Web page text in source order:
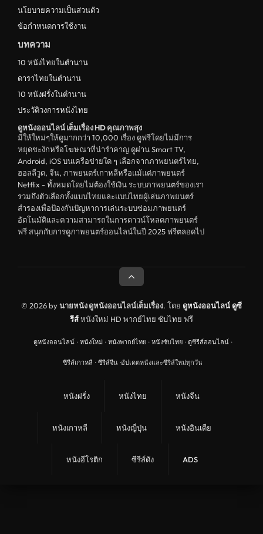
นโยบายความเป็นส่วนตัว
ข้อกำหนดการใช้งาน
บทความ
10 หนังไทยในตำนาน
ดาราไทยในตำนาน
10 หนังฝรั่งในตำนาน
ประวัติวงการหนังไทย
ดูหนังออนไลน์ เต็มเรื่อง HD คุณภาพสุง
มีให้ใหม่ๆให้ดูมากกว่า 10,000 เรื่อง ดูฟรีโดยไม่มีการ
หยุดชะงักหรือโฆษณาที่น่ารำคาญ ดูผ่าน Smart TV,
Android, iOS บนเครือข่ายใด ๆ เลือกจากภาพยนตร์ไทย,
ฮอลลีวูด, จีน, ภาพยนตร์เกาหลีหรือแม้แต่ภาพยนตร์
Netflix - ทั้งหมดโดยไม่ต้องใช้เงิน ระบบภาพยนตร์ของเรา
รวมถึงตัวเลือกทั้งแบบไทยและแบบไทยผู้เล่นภาพยนตร์
สำรองเพื่อป้องกันปัญหาการเล่นระบบซ่อมภาพยนตร์
อัตโนมัติและความสามารถในการดาวน์โหลดภาพยนตร์
ฟรี สนุกกับการดูภาพยนตร์ออนไลน์ในปี 2025 ฟรีตลอดไป
© 2026 byนายหนัง ดูหนังออนไลน์เต็มเรื่อง. โดย ดูหนังออนไลน์ ดูซี
รีส์หนังใหม่ HD พากย์ไทย ซับไทย ฟรี
ดูหนังออนไลน์ · หนังใหม่ · หนังพากย์ไทย · หนังซับไทย · ดูซีรีส์ออนไลน์ ·
ซีรีส์เกาหลี · ซีรีส์จีน ·อัปเดตหนังและซีรีส์ใหม่ทุกวัน
หนังฝรั่ง หนังไทย หนังจีน
หนังเกาหลี หนังญี่ปุ่น หนังอินเดีย
หนังอีโรติก ซีรีส์ดัง ADS